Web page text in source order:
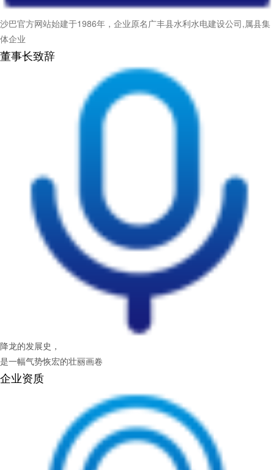
沙巴官方网站始建于1986年，企业原名广丰县水利水电建设公司,属县集
体企业
董事长致辞
降龙的发展史，
是一幅气势恢宏的壮丽画卷
企业资质